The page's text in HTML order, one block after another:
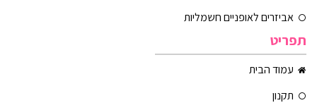
אביזרים לאופניים חשמליות
תפריט
עמוד הבית
תקנון